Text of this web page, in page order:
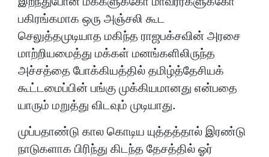
பகிரங்கமாக ஒரு அஞ்சலி கூட
செலுத்தமுடியாத மகிந்த ராஜபக்சவின் அரசை
மாற்றியமைத்து மக்கள் மனங்களிலிருந்த
அச்சத்தை போக்கியத்தில் தமிழ்த்தேசியக்
கூட்டமைப்பின் பங்கு முக்கியமானது என்பதை
யாரும் மறுத்து விடவும் முடியாது.
முப்பதாண்டு கால கொடிய யுத்தத்தால் இரண்டு
நாடுகளாக பிரிந்து கிடந்த தேசத்தில் ஓர்